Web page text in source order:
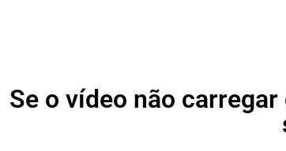
Se o vídeo não